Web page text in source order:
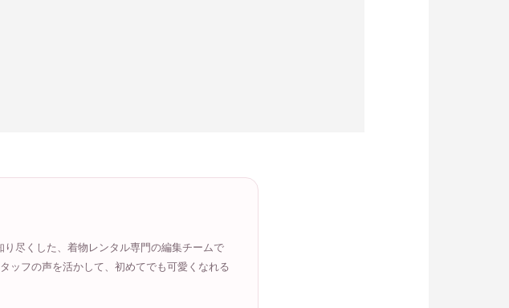
尽くした、着物レンタル専門の編集チームで
ッフの声を活かして、初めてでも可愛くなれる